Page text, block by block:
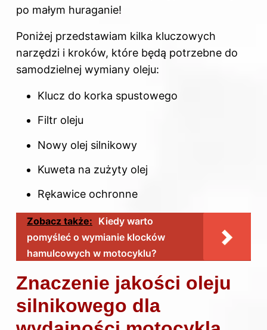
po małym huraganie!
Poniżej przedstawiam kilka kluczowych
narzędzi i kroków, które będą potrzebne do
samodzielnej wymiany oleju:
Klucz do korka spustowego
Filtr oleju
Nowy olej silnikowy
Kuweta na zużyty olej
Rękawice ochronne
Zobacz także: Kiedy warto
pomyśleć o wymianie klocków
hamulcowych w motocyklu?
Znaczenie jakości oleju
silnikowego dla